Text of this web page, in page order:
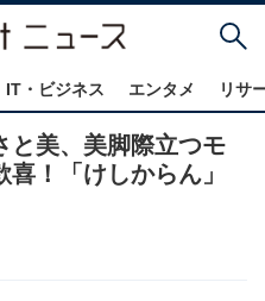
IT・ビジネス エンタメ リサ
と美、美脚際立つモ
！「けしからん」